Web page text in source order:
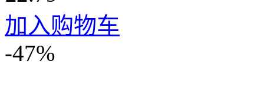
加入购物车
-47%